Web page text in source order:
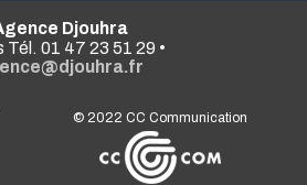
Djouhra
Tél. 01 47 23 51 29 •
© 2022CC Communication